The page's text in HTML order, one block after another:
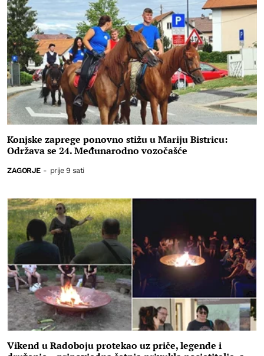
Konjske zaprege ponovno stižu u Mariju Bistricu:
Održava se 24. Međunarodno vozočašće
ZAGORJE - prije 9 sati
Vikend u Radoboju protekao uz priče, legende i